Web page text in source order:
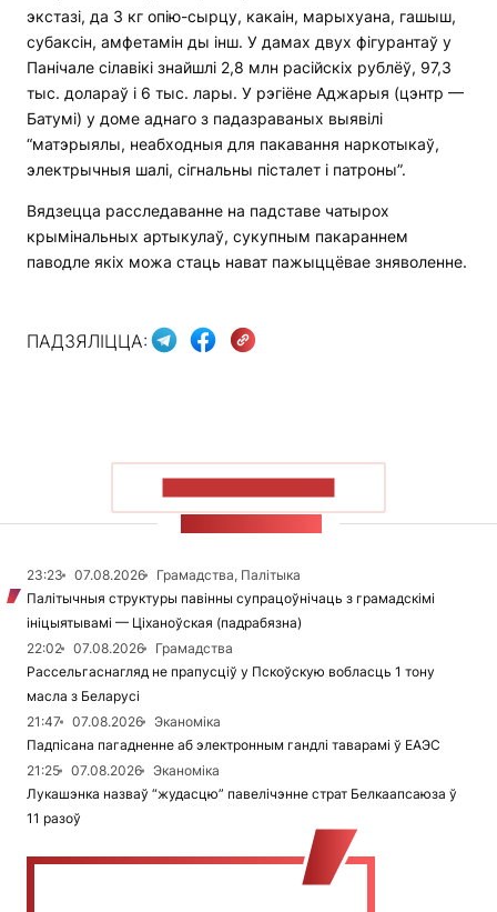
экстазі, да 3 кг опію-сырцу, какаін, марыхуана, гашыш,
субаксін, амфетамін ды інш. У дамах двух фігурантаў у
Панічале сілавікі знайшлі 2,8 млн расійскіх рублёў, 97,3
тыс. долараў і 6 тыс. лары. У рэгіёне Аджарыя (цэнтр —
Батумі) у доме аднаго з падазраваных выявілі
“матэрыялы, неабходныя для пакавання наркотыкаў,
электрычныя шалі, сігнальны пісталет і патроны”.
Вядзецца расследаванне на падставе чатырох
крымінальных артыкулаў, сукупным пакараннем
паводле якіх можа стаць нават пажыццёвае зняволенне.
ПАДЗЯЛІЦЦА:
23:23 07.08.2026
Грамадства, Палітыка
Палітычныя структуры павінны супрацоўнічаць з грамадскімі
ініцыятывамі — Ціханоўская (падрабязна)
22:02
07.08.2026
Грамадства
Рассельгаснагляд не прапусціў у Пскоўскую вобласць 1 тону
масла з Беларусі
21:47
07.08.2026
Эканоміка
Падпісана пагадненне аб электронным гандлі таварамі ў ЕАЭС
21:25
07.08.2026
Эканоміка
Лукашэнка назваў “жудасцю” павелічэнне страт Белкаапсаюза ў
11 разоў